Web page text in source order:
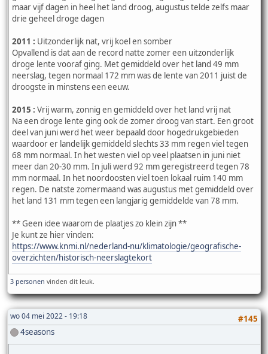
maar vijf dagen in heel het land droog, augustus telde zelfs maar
drie geheel droge dagen
2011 : Uitzonderlijk nat, vrij koel en somber
Opvallend is dat aan de record natte zomer een uitzonderlijk
droge lente vooraf ging. Met gemiddeld over het land 49 mm
neerslag, tegen normaal 172 mm was de lente van 2011 juist de
droogste in minstens een eeuw.
2015 : Vrij warm, zonnig en gemiddeld over het land vrij nat
Na een droge lente ging ook de zomer droog van start. Een groot
deel van juni werd het weer bepaald door hogedrukgebieden
waardoor er landelijk gemiddeld slechts 33 mm regen viel tegen
68 mm normaal. In het westen viel op veel plaatsen in juni niet
meer dan 20-30 mm. In juli werd 92 mm geregistreerd tegen 78
mm normaal. In het noordoosten viel toen lokaal ruim 140 mm
regen. De natste zomermaand was augustus met gemiddeld over
het land 131 mm tegen een langjarig gemiddelde van 78 mm.
** Geen idee waarom de plaatjes zo klein zijn **
Je kunt ze hier vinden:
https://www.knmi.nl/nederland-nu/klimatologie/geografische-
overzichten/historisch-neerslagtekort
3 personen vinden dit leuk.
wo 04 mei 2022 - 19:18
#145
4seasons